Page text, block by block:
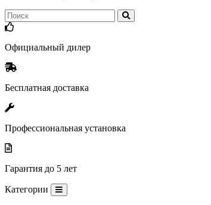
Официальный дилер
Бесплатная доставка
Профессиональная установка
Гарантия до 5 лет
Категории